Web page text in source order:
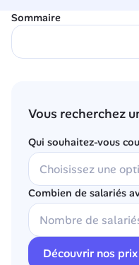
Sommaire
Vous recherchez
Qui souhaitez-vous
Combien de salariés
Découvrir nos prix